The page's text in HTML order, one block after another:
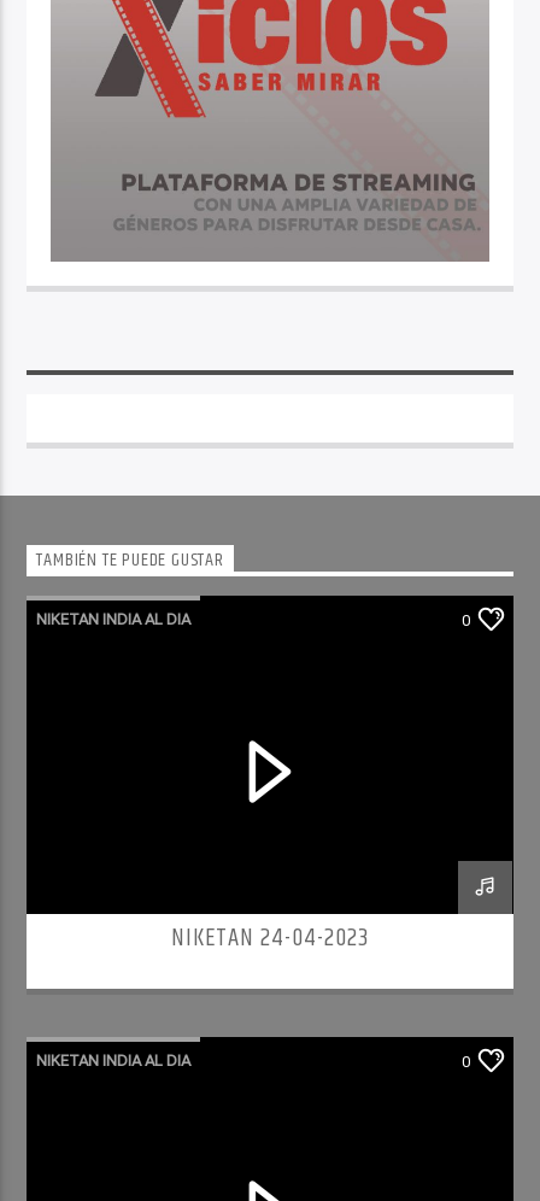
TAMBIÉN TE PUEDE GUSTAR
NIKETAN INDIA AL DIA 0
NIKETAN 24-04-2023
NIKETAN INDIA AL DIA 0